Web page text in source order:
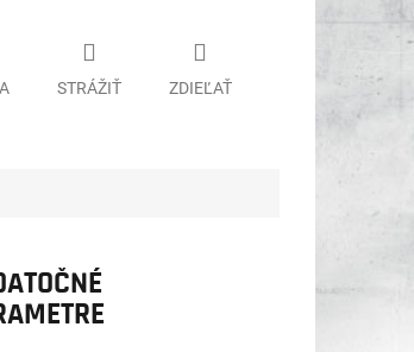
STRÁŽIŤ ZDIEĽAŤ